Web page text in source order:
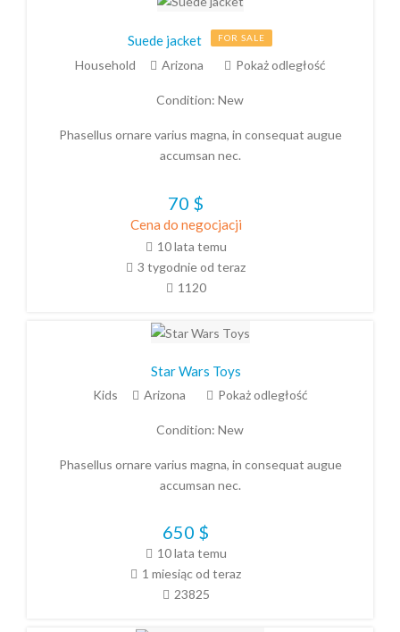
Suede jacket FOR SALE
Household Arizona Pokaż odległość
Condition: New
Phasellus ornare varius magna, in consequat augue
accumsan nec.
70 $
Cena do negocjacji
10 lata temu
3 tygodnie od teraz
1120
Star Wars Toys
Kids Arizona Pokaż odległość
Condition: New
Phasellus ornare varius magna, in consequat augue
accumsan nec.
650 $
10 lata temu
1 miesiąc od teraz
23825